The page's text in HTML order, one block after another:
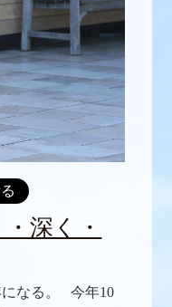
深く・
になる。 今年10